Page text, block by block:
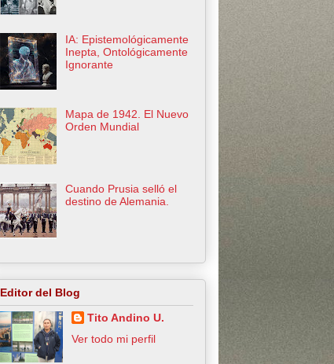
IA: Epistemológicamente
Inepta, Ontológicamente
Ignorante
Mapa de 1942. El Nuevo
Orden Mundial
Cuando Prusia selló el
destino de Alemania.
Editor del Blog
Tito Andino U.
Ver todo mi perfil